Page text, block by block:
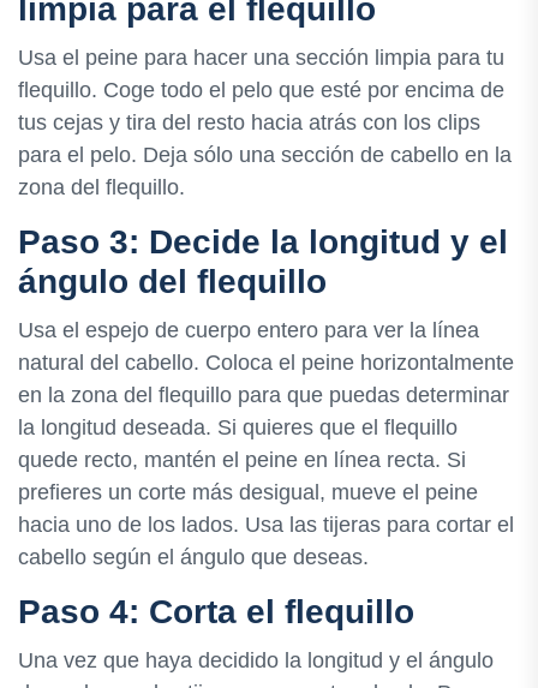
limpia para el flequillo
Usa el peine para hacer una sección limpia para tu
flequillo. Coge todo el pelo que esté por encima de
tus cejas y tira del resto hacia atrás con los clips
para el pelo. Deja sólo una sección de cabello en la
zona del flequillo.
Paso 3: Decide la longitud y el
ángulo del flequillo
Usa el espejo de cuerpo entero para ver la línea
natural del cabello. Coloca el peine horizontalmente
en la zona del flequillo para que puedas determinar
la longitud deseada. Si quieres que el flequillo
quede recto, mantén el peine en línea recta. Si
prefieres un corte más desigual, mueve el peine
hacia uno de los lados. Usa las tijeras para cortar el
cabello según el ángulo que deseas.
Paso 4: Corta el flequillo
Una vez que haya decidido la longitud y el ángulo